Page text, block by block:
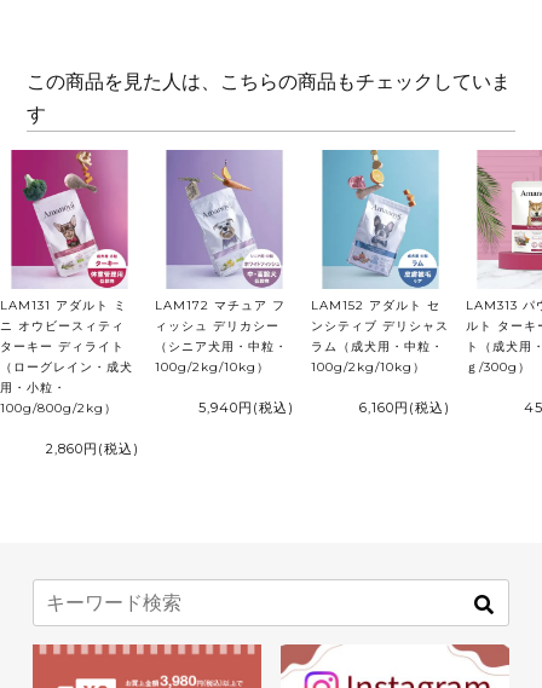
この商品を見た人は、こちらの商品もチェックしていま
す
LAM131 アダルト ミ
ニ オウビースィティ
ターキー ディライト
（ローグレイン・成犬
用・小粒・
100g/800g/2kg）
2,860円 (税込)
LAM172 マチュア フ
ィッシュ デリカシー
（シニア犬用・中粒・
100g/2kg/10kg）
5,940円 (税込)
LAM152 アダルト セ
ンシティブ デリシャス
ラム（成犬用・中粒・
100g/2kg/10kg）
6,160円 (税込)
LAM313 パ
ルト ターキ
ト（成犬用
ｇ/300g）